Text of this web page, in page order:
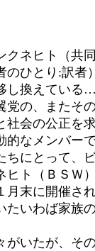
ネヒト（共同
のひとり:訳者
し換えてい
党の、またそ
社会の公正を
的なメンバー
ちにとって、
ヒト（ＢＳＷ
月末に開催さ
たいわば家族
いたが、そ